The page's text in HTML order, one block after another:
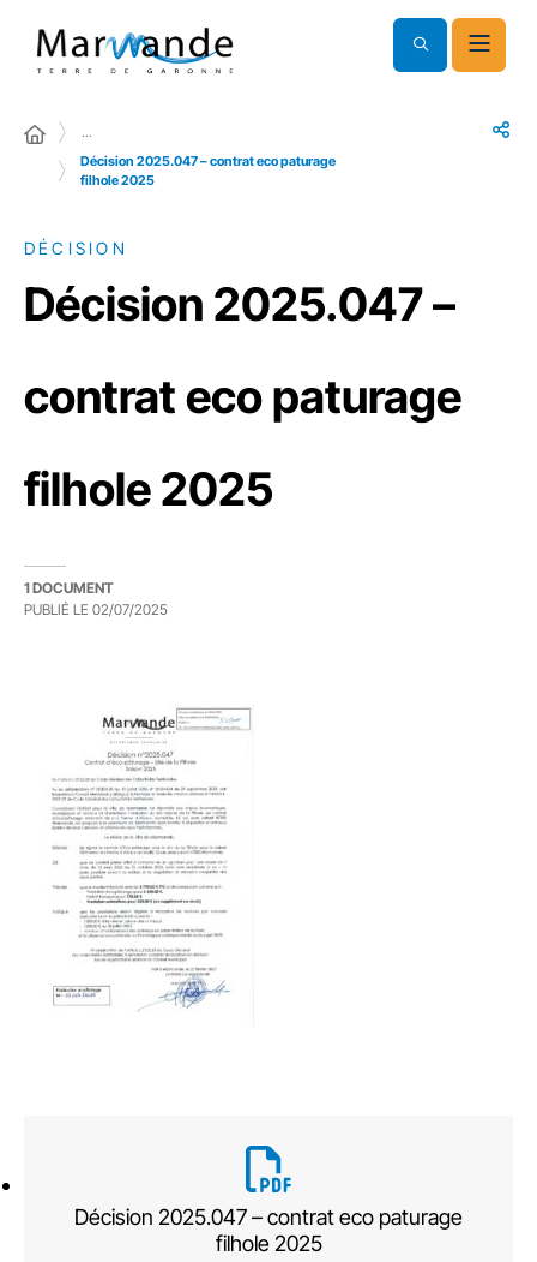
…
Décision 2025.047 – contrat eco paturage
filhole 2025
DÉCISION
Décision 2025.047 –
contrat eco paturage
filhole 2025
1 DOCUMENT
PUBLIÉ LE 02/07/2025
Décision 2025.047 – contrat eco paturage
filhole 2025